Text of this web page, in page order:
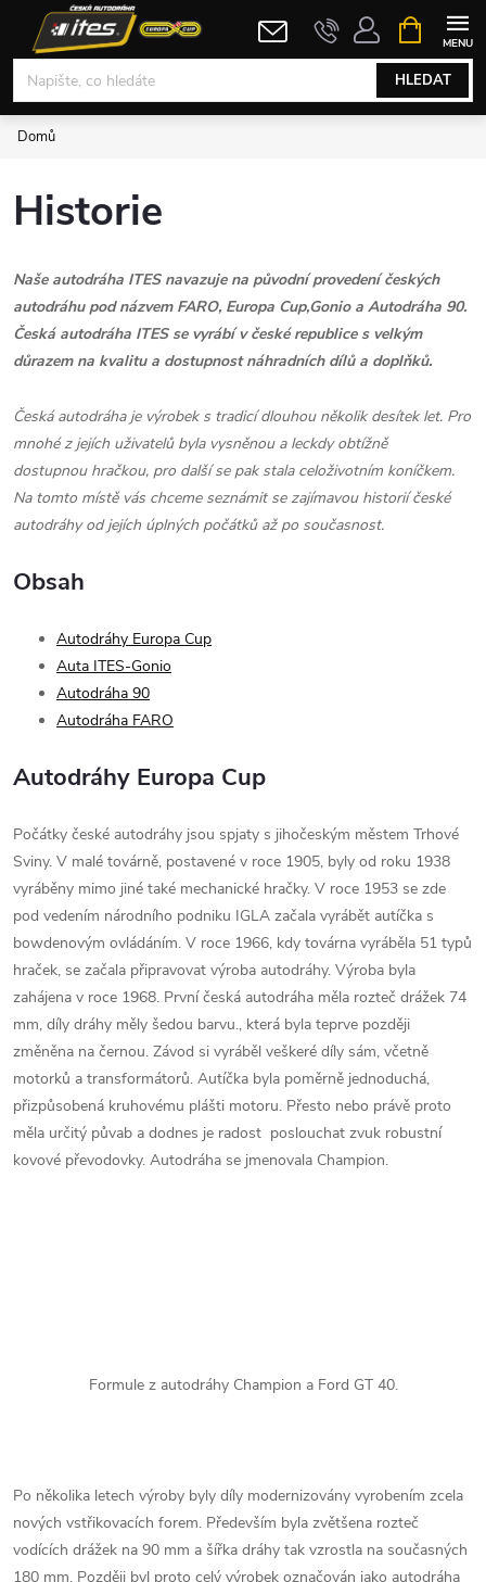
obsah
HLEDAT
NÁKUPNÍ
KOŠÍK
Domů
Historie
Naše autodráha ITES navazuje na původní provedení českých
autodráhu pod názvem FARO, Europa Cup,Gonio a Autodráha 90.
Česká autodráha ITES se vyrábí v české republice s velkým
důrazem na kvalitu a dostupnost náhradních dílů a doplňků.
Česká autodráha je výrobek s tradicí dlouhou několik desítek let. Pro
mnohé z jejích uživatelů byla vysněnou a leckdy obtížně
dostupnou hračkou, pro další se pak stala celoživotním koníčkem.
Na tomto místě vás chceme seznámit se zajímavou historií české
autodráhy od jejích úplných počátků až po současnost.
Obsah
Autodráhy Europa Cup
Auta ITES-Gonio
Autodráha 90
Autodráha FARO
Autodráhy Europa Cup
Počátky české autodráhy jsou spjaty s jihočeským městem Trhové
Sviny. V malé továrně, postavené v roce 1905, byly od roku 1938
vyráběny mimo jiné také mechanické hračky. V roce 1953 se zde
pod vedením národního podniku IGLA začala vyrábět autíčka s
bowdenovým ovládáním. V roce 1966, kdy továrna vyráběla 51 typů
hraček, se začala připravovat výroba autodráhy. Výroba byla
zahájena v roce 1968. První česká autodráha měla rozteč drážek 74
mm, díly dráhy měly šedou barvu., která byla teprve později
změněna na černou. Závod si vyráběl veškeré díly sám, včetně
motorků a transformátorů. Autíčka byla poměrně jednoduchá,
přizpůsobená kruhovému plášti motoru. Přesto nebo právě proto
měla určitý půvab a dodnes je radost poslouchat zvuk robustní
kovové převodovky. Autodráha se jmenovala Champion.
Formule z autodráhy Champion a Ford GT 40.
Po několika letech výroby byly díly modernizovány vyrobením zcela
nových vstřikovacích forem. Především byla zvětšena rozteč
vodících drážek na 90 mm a šířka dráhy tak vzrostla na současných
180 mm. Později byl proto celý výrobek označován jako autodráha